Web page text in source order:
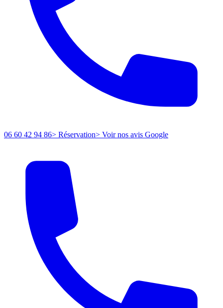
06 60 42 94 86> Réservation> Voir nos avis Google